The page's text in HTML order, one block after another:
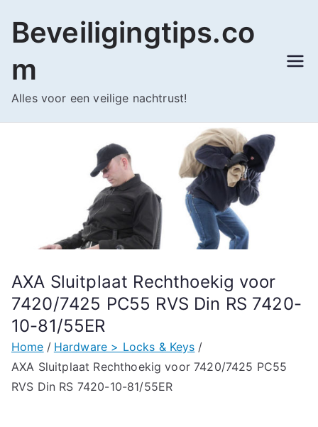
naar
inhoud
Beveiligingtips.co
m
Alles voor een veilige nachtrust!
AXA Sluitplaat Rechthoekig voor
7420/7425 PC55 RVS Din RS 7420-
10-81/55ER
Home
Hardware > Locks & Keys
AXA Sluitplaat Rechthoekig voor 7420/7425 PC55
RVS Din RS 7420-10-81/55ER